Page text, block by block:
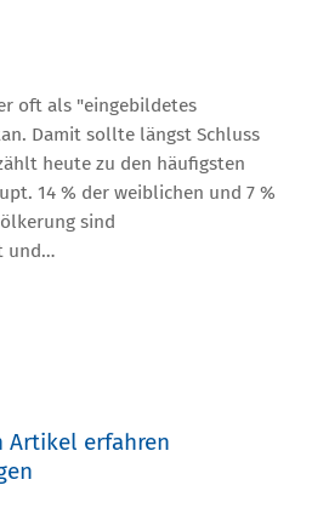
oft als "eingebildetes
Damit sollte längst Schluss
heute zu den häufigsten
14 % der weiblichen und 7 %
sind
und…